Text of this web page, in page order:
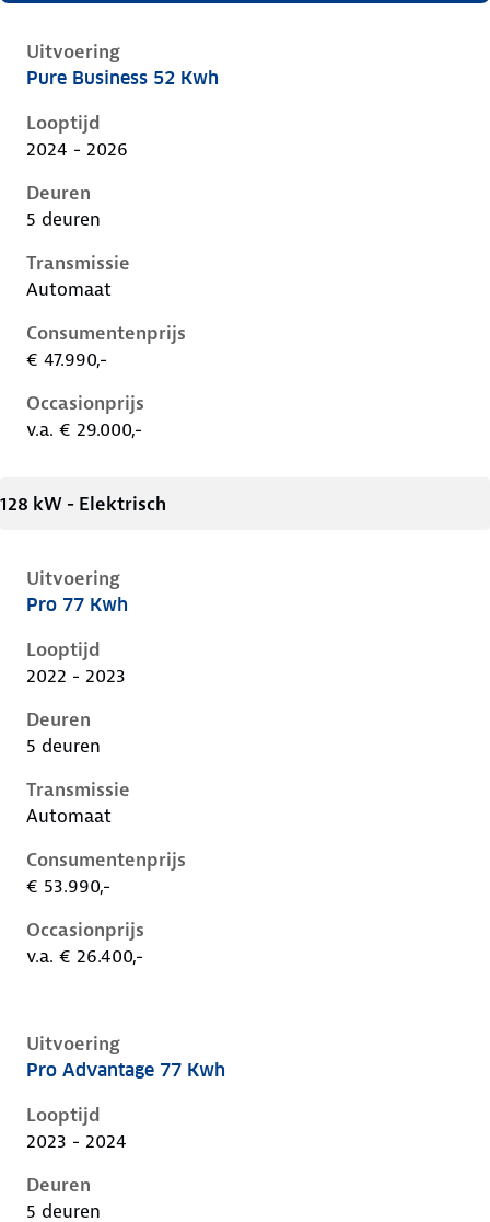
Uitvoering
Volkswagen ID.5 i, 52 kwh, 125 kW, Elektrisch, 5
Pure Business 52 Kwh
Looptijd
2024 - 2026
Deuren
5 deuren
Transmissie
Automaat
Consumentenprijs
€ 47.990,-
Occasionprijs
v.a. € 29.000,-
128 kW - Elektrisch
Uitvoering
Volkswagen ID.5 i, 77 kwh, 128 kW, Elektrisch, 5
Pro 77 Kwh
Looptijd
2022 - 2023
Deuren
5 deuren
Transmissie
Automaat
Consumentenprijs
€ 53.990,-
Occasionprijs
v.a. € 26.400,-
Uitvoering
Volkswagen ID.5 i, 77 kwh, 128 kW, Elektrisch, 5
Pro Advantage 77 Kwh
Looptijd
2023 - 2024
Deuren
5 deuren